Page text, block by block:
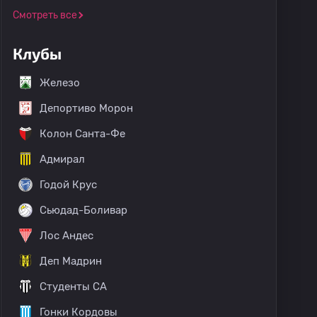
Смотреть все
Клубы
Железо
Депортиво Морон
Колон Санта-Фе
Адмирал
Годой Крус
Сьюдад-Боливар
Лос Андес
Деп Мадрин
Студенты CA
Гонки Кордовы